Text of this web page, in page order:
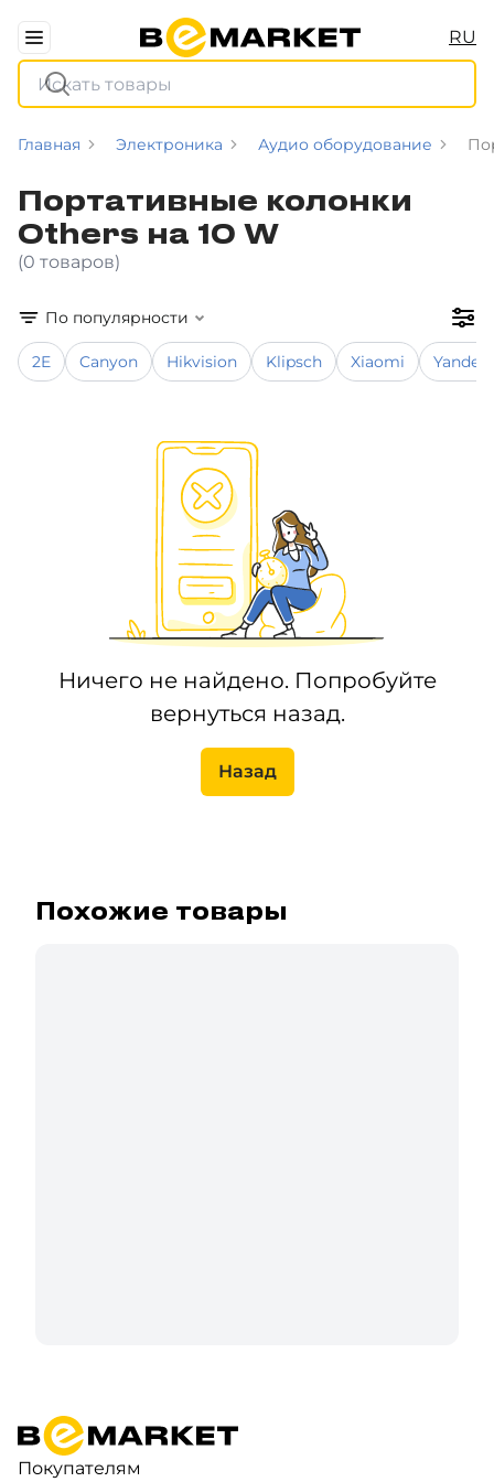
RU
Главная Электроника Аудио оборудование
Портативные колонки
Others на 10 W
(0 товаров)
По популярности
2E Canyon Hikvision Klipsch Xiaomi Yandex
Ничего не найдено. Попробуйте
вернуться назад.
Назад
Похожие товары
Покупателям